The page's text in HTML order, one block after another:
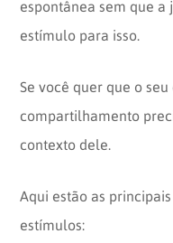
espontânea sem que
estímulo para isso.
Se você quer que o
compartilhamento
contexto dele.
Aqui estão as
estímulos: